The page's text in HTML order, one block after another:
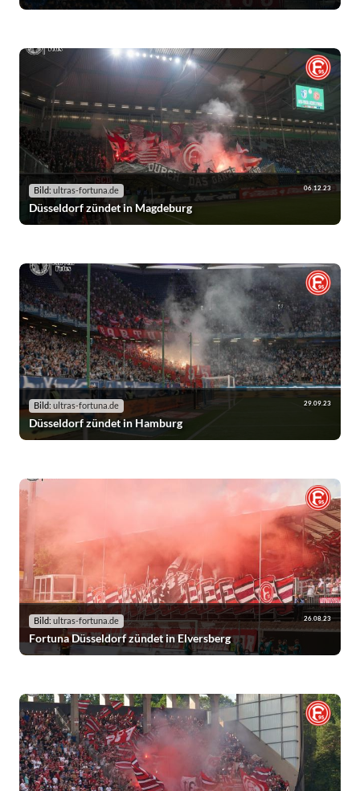
Bild: ultras-fortuna.de 06.12.23
Düsseldorf zündet in Magdeburg
Bild: ultras-fortuna.de 29.09.23
Düsseldorf zündet in Hamburg
Bild: ultras-fortuna.de 26.08.23
Fortuna Düsseldorf zündet in Elversberg